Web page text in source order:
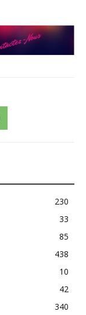
230
33
85
438
10
42
340